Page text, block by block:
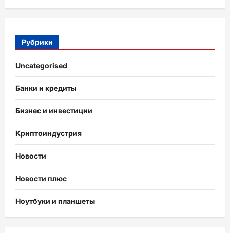
Рубрики
Uncategorised
Банки и кредиты
Бизнес и инвестиции
Криптоиндустрия
Новости
Новости плюс
Ноутбуки и планшеты